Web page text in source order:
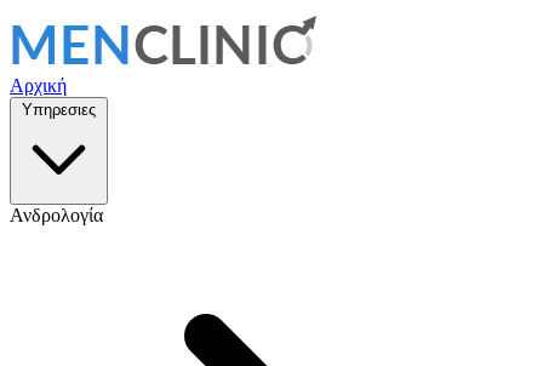
Αρχική
Υπηρεσιες
Ανδρολογία